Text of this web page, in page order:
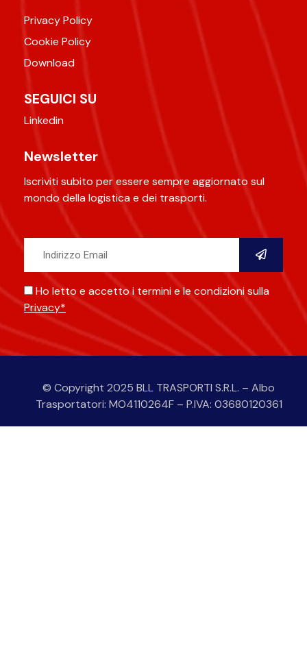
Privacy Policy
Cookie Policy
Download
SEGUICI SU
Linkedin
Newsletter
Iscriviti subito per essere sempre aggiornato sul
mondo della logistica e dei trasporti.
Ho letto e accetto i termini e le condizioni sulla
Privacy*
Alternative:
© Copyright 2025 BLL TRASPORTI S.R.L. – Albo
Trasportatori: MO4110264F – P.IVA: 03680120361